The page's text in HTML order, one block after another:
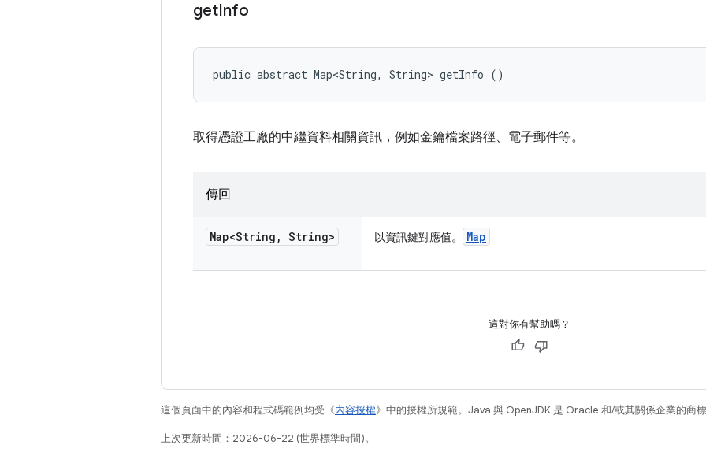
getInfo
public abstract Map<String, String> getInfo ()
取得憑證工廠的中繼資料相關資訊，例如金鑰檔案路徑、電子郵件等。
傳回
Map<String , String> 以資訊鍵對應值。 Map
這對你有幫助嗎？
這個頁面中的內容和程式碼範例均受《內容授權》中的授權所規範。Java 與 OpenJDK 是 Oracle 和/或其關係企業的商
上次更新時間：2026-06-22 (世界標準時間)。